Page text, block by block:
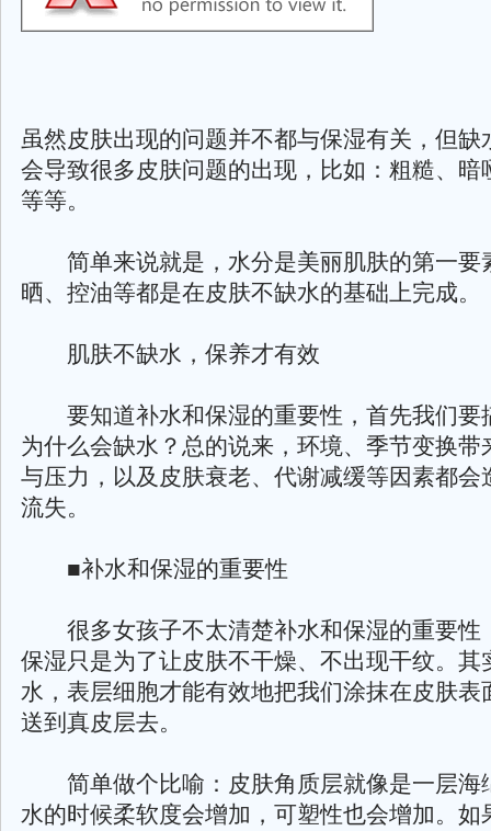
虽然皮肤出现的问题并不都与保湿有关，但缺
会导致很多皮肤问题的出现，比如：粗糙、暗
等等。
简单来说就是，水分是美丽肌肤的第一要
晒、控油等都是在皮肤不缺水的基础上完成。
肌肤不缺水，保养才有效
要知道补水和保湿的重要性，首先我们要
为什么会缺水？总的说来，环境、季节变换带
与压力，以及皮肤衰老、代谢减缓等因素都会
流失。
■补水和保湿的重要性
很多女孩子不太清楚补水和保湿的重要性
保湿只是为了让皮肤不干燥、不出现干纹。其
水，表层细胞才能有效地把我们涂抹在皮肤表
送到真皮层去。
简单做个比喻：皮肤角质层就像是一层海
水的时候柔软度会增加，可塑性也会增加。如